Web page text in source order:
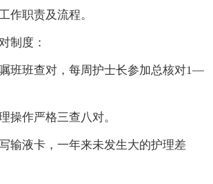
职责及流程。
度：
班查对，每周护士长参加总核对1—
作严格三查八对。
液卡，一年来未发生大的护理差